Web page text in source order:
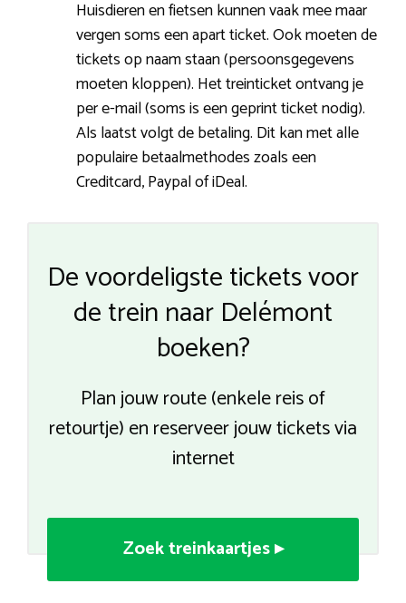
Huisdieren en fietsen kunnen vaak mee maar
vergen soms een apart ticket. Ook moeten de
tickets op naam staan (persoonsgegevens
moeten kloppen). Het treinticket ontvang je
per e-mail (soms is een geprint ticket nodig).
Als laatst volgt de betaling. Dit kan met alle
populaire betaalmethodes zoals een
Creditcard, Paypal of iDeal.
De voordeligste tickets voor
de trein naar Delémont
boeken?
Plan jouw route (enkele reis of
retourtje) en reserveer jouw tickets via
internet
Zoek treinkaartjes ▸